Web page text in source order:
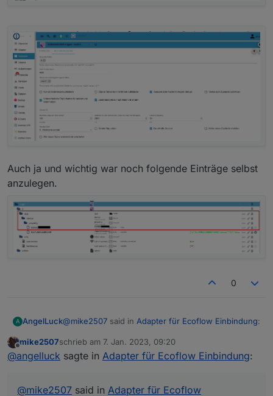
Auch ja und wichtig war noch folgende Einträge selbst
anzulegen.
0
A AngelLuck@mike2507 said in Adapter für Ecoflow Einbindung:
@angelluckdarf ich dich fragen welche
Habe mir mal die Benutzerdaten mit dem Script
aus dem Script eingetragen. Anfangs habe ich auch
Offline
mike2507schrieb am 7. Jan. 2023, 09:20
zuletzt editiert von
@angelluck sagte in Adapter für Ecoflow Einbindung:
@mike2507 said in Adapter für Ecoflow